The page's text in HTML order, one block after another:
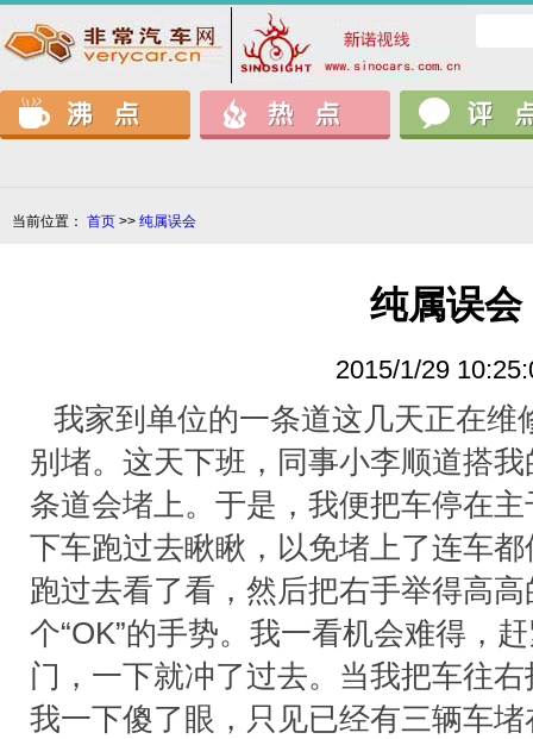
当前位置： 首页 >> 纯属误会
纯属误会
2015/1/29
我家到单位的一条道这几天正在维
别堵。这天下班，同事小李顺道搭
条道会堵上。于是，我便把车停在
下车跑过去瞅瞅，以免堵上了连车
跑过去看了看，然后把右手举得高
个“OK”的手势。我一看机会难得，
门，一下就冲了过去。当我把车往
我一下傻了眼，只见已经有三辆车